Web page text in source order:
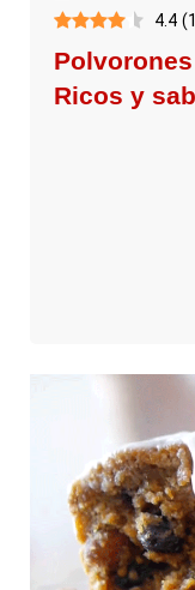
4.4 (
Ricos y